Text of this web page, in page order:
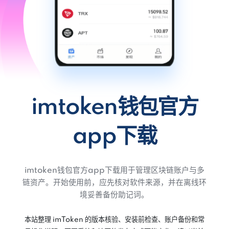
imtoken钱包官方
app下载
imtoken钱包官方app下载用于管理区块链账户与多
链资产。开始使用前，应先核对软件来源，并在离线环
境妥善备份助记词。
本站整理 imToken 的版本核验、安装前检查、账户备份和常